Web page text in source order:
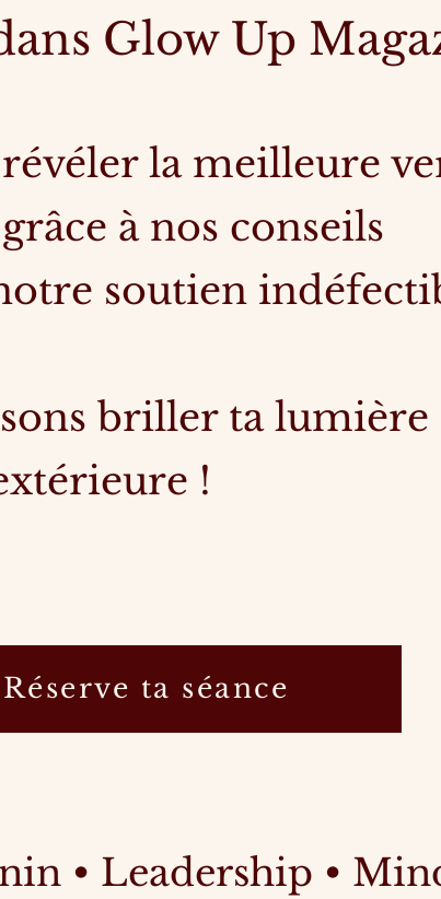
Glow Up
la meilleure
à nos conseils
soutien
briller ta lumière
!
Réserve ta séance
• Leadership •